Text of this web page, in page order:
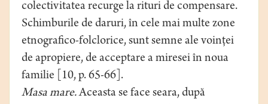
colectivitatea recurge la rituri de compensare.
Schimburile de daruri, în cele mai multe zone
etnografico-folclorice, sunt semne ale voinţei
de apropiere, de acceptare a miresei în noua
familie [10, p. 65-66].
Masa mare.Aceasta se face seara, după